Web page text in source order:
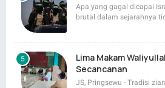
Apa yang gagal dicapai
brutal dalam sejarahnya
Lima Makam
Secancanan
JS, Pringsewu - Tradisi